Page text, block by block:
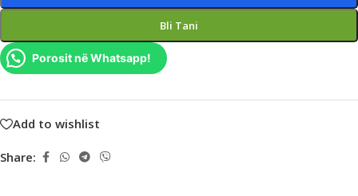
Bli Tani
Porosit në Whatsapp!
Add to wishlist
Share: